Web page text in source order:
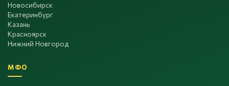
Новосибирск
Екатеринбург
Казань
Красноярск
Нижний Новгород
МФО